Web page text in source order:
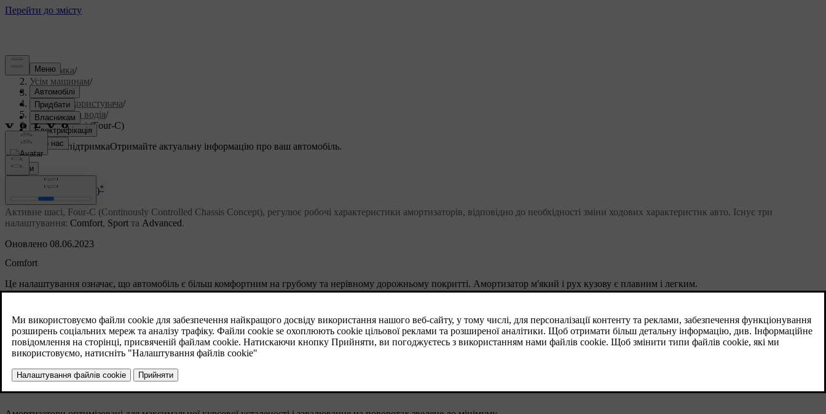
Підтримка/
Усім машинам/
S60 2015/
Посібник користувача/
Підтримка водія/
Активне шасі (Four-C)
Індивідуальна підтримкаОтримайте актуальну інформацію про ваш автомобіль.
Ввійти
Оновлено 08.06.2023
Активне шасі (Four-C)*
Активне шасі, Four-C (Continously Controlled Chassis Concept), регулює робочі характеристики амортизаторів, відповідно до необхідності зміни ходових характеристик авто. Існує три
налаштування: Comfort, Sport та Advanced.
Comfort
Це налаштування означає, що автомобіль є більш комфортним на грубому та нерівному дорожньому покритті. Амортизатор м'який і рух кузову є плавним і легким.
Це налаштування означає,що автомобіль вважається більш спортивним і рекомендується для активного керування. Реагування на рухи кермового колеса швидша, порівняно з режимом
Comfort. Амортизатори стають жорсткішими і кузов авто повторює контур дороги, щоб зменшити "завалювання" при проходженні поворотів.
Advanced